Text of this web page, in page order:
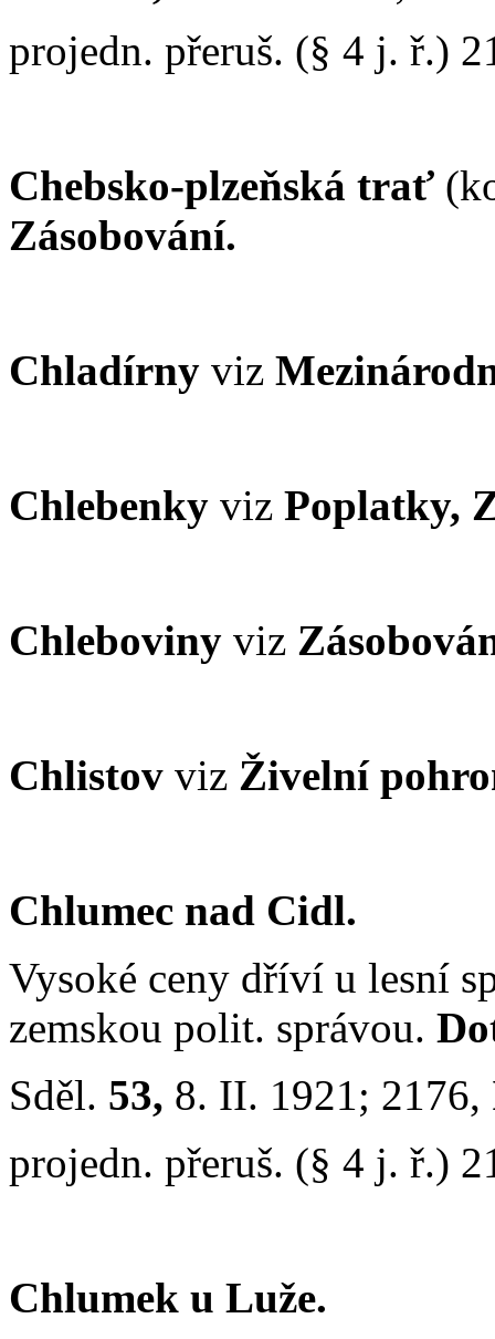
projedn. přeruš. (§ 4 j. ř.)
Chebsko-plzeňská trať
Zásobování.
Chladírny viz
Chlebenky viz Poplatky,
Chleboviny viz
Chlistov viz Živelní
Chlumec nad Cidl.
Vysoké ceny dříví u lesní
zemskou polit. správou.
Sděl. 53, 8. II. 1921; 2176,
projedn. přeruš. (§ 4 j. ř.)
Chlumek u Luže.